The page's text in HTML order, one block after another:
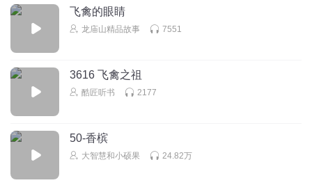
飞禽的眼睛
龙庙山精品故事 7551
3616 飞禽之祖
酷匠听书 2177
50-香槟
大智慧和小硕果 24.82万